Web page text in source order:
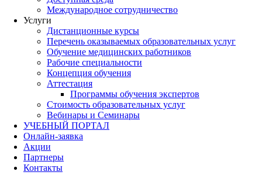
Международное сотрудничество
Услуги
Дистанционные курсы
Перечень оказываемых образовательных услуг
Обучение медицинских работников
Рабочие специальности
Концепция обучения
Аттестация
Программы обучения экспертов
Стоимость образовательных услуг
Вебинары и Семинары
УЧЕБНЫЙ ПОРТАЛ
Онлайн-заявка
Акции
Партнеры
Контакты